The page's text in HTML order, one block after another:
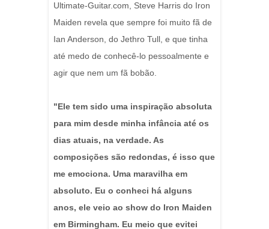
Ultimate-Guitar.com, Steve Harris do Iron
Maiden revela que sempre foi muito fã de
Ian Anderson, do Jethro Tull, e que tinha
até medo de conhecê-lo pessoalmente e
agir que nem um fã bobão.
"Ele tem sido uma inspiração absoluta
para mim desde minha infância até os
dias atuais, na verdade. As
composições são redondas, é isso que
me emociona. Uma maravilha em
absoluto. Eu o conheci há alguns
anos, ele veio ao show do Iron Maiden
em Birmingham. Eu meio que evitei